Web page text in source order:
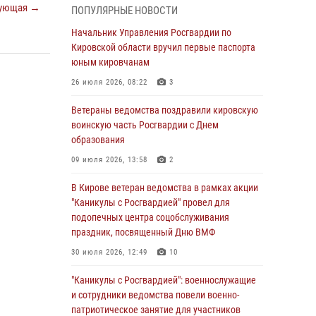
→
1 августа – День дежурной службы войск
национальной гвардии Российской
Федерации
В Росгвардии вспоминают российских
воинов, погибших в Первой мировой войне
1914-1918 годов
В Кирове офицер Росгвардии стал
победителем открытого шахматного турнира
01 августа 2026, 07:08 1
армии Виктор Золотов поздравил
специалистов подразделений тыла с
профессиональным праздником
ПОПУЛЯРНЫЕ НОВОСТИ
Начальник Управления Росгвардии по
Кировской области вручил первые паспорта
юным кировчанам
26 июля 2026, 08:22 3
Ветераны ведомства поздравили кировскую
воинскую часть Росгвардии с Днем
образования
09 июля 2026, 13:58 2
В Кирове ветеран ведомства в рамках акции
"Каникулы с Росгвардией" провел для
подопечных центра соцобслуживания
праздник, посвященный Дню ВМФ
30 июля 2026, 12:49 10
"Каникулы с Росгвардией": военнослужащие
и сотрудники ведомства повели военно-
патриотическое занятие для участников